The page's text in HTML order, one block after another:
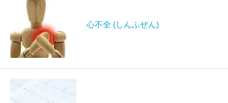
心不全 (しんふぜん)